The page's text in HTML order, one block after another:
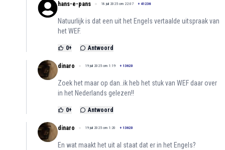
hans-e-pans 18 juli 2025 om 22:07 + 41236
Natuurlijk is dat een uit het Engels vertaalde uitspraak van
het WEF.
0+ Antwoord
dinaro 19 juli 2025 om 1:19 + 13620
Zoek het maar op dan..ik heb het stuk van WEF daar over
in het Nederlands gelezen!!
0+ Antwoord
dinaro 19 juli 2025 om 1:20 + 13620
En wat maakt het uit al staat dat er in het Engels?